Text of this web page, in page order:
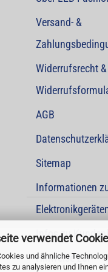
verwendet
und ähnliche
zu analysieren und Ihnen
Versand- &
Widerrufsrecht
AGB
Sitemap
Informationen
Infos zu
Hinweise zur